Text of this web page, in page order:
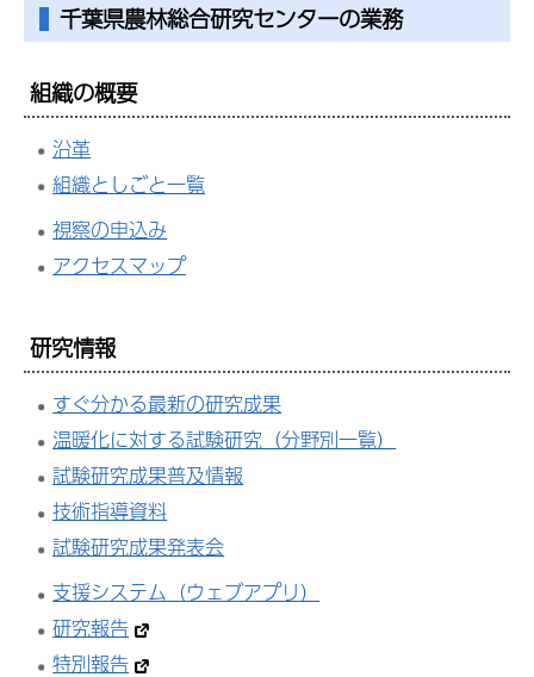
千葉県農林総合研究センターの業務
組織の概要
沿革
組織としごと一覧
視察の申込み
アクセスマップ
研究情報
すぐ分かる最新の研究成果
温暖化に対する試験研究（分野別一覧）
試験研究成果普及情報
技術指導資料
試験研究成果発表会
支援システム（ウェブアプリ）
研究報告
特別報告